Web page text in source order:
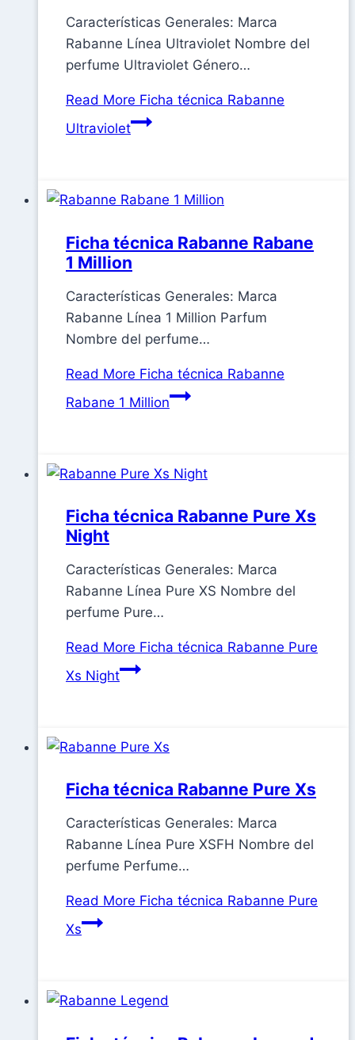
Características Generales: Marca
Rabanne Línea Ultraviolet Nombre del
perfume Ultraviolet Género…
Read More Ficha técnica Rabanne
Ultraviolet
Ficha técnica Rabanne Rabane
1 Million
Características Generales: Marca
Rabanne Línea 1 Million Parfum
Nombre del perfume…
Read More Ficha técnica Rabanne
Rabane 1 Million
Ficha técnica Rabanne Pure Xs
Night
Características Generales: Marca
Rabanne Línea Pure XS Nombre del
perfume Pure…
Read More Ficha técnica Rabanne Pure
Xs Night
Ficha técnica Rabanne Pure Xs
Características Generales: Marca
Rabanne Línea Pure XSFH Nombre del
perfume Perfume…
Read More Ficha técnica Rabanne Pure
Xs